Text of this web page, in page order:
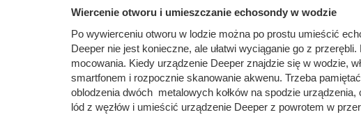
Wiercenie otworu i umieszczanie echosondy w wodzie
Po wywierceniu otworu w lodzie można po prostu umieścić
Deeper nie jest konieczne, ale ułatwi wyciąganie go z
mocowania. Kiedy urządzenie Deeper znajdzie się w wodzie,
smartfonem i rozpocznie skanowanie akwenu. Trzeba
oblodzenia dwóch metalowych kołków na spodzie
lód z węzłów i umieścić urządzenie Deeper z powrotem w